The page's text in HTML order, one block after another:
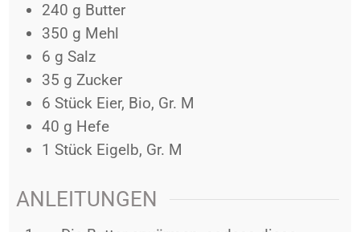
240 g Butter
350 g Mehl
6 g Salz
35 g Zucker
6 Stück Eier, Bio, Gr. M
40 g Hefe
1 Stück Eigelb, Gr. M
ANLEITUNGEN